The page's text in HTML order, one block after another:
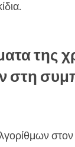
της
στη
στον